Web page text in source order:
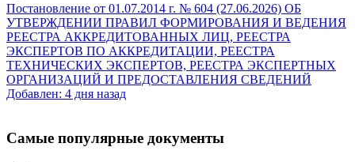
Постановление от 01.07.2014 г. № 604 (27.06.2026) ОБ
УТВЕРЖДЕНИИ ПРАВИЛ ФОРМИРОВАНИЯ И ВЕДЕНИЯ
РЕЕСТРА АККРЕДИТОВАННЫХ ЛИЦ, РЕЕСТРА
ЭКСПЕРТОВ ПО АККРЕДИТАЦИИ, РЕЕСТРА
ТЕХНИЧЕСКИХ ЭКСПЕРТОВ, РЕЕСТРА ЭКСПЕРТНЫХ
ОРГАНИЗАЦИЙ И ПРЕДОСТАВЛЕНИЯ СВЕДЕНИЙ
Добавлен: 4 дня назад
Самые популярные документы